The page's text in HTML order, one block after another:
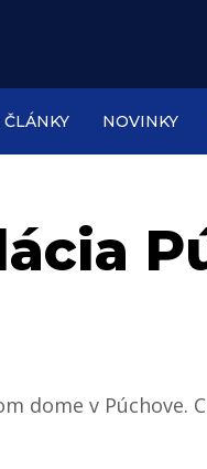
ČLÁNKY NOVINKY
dome v